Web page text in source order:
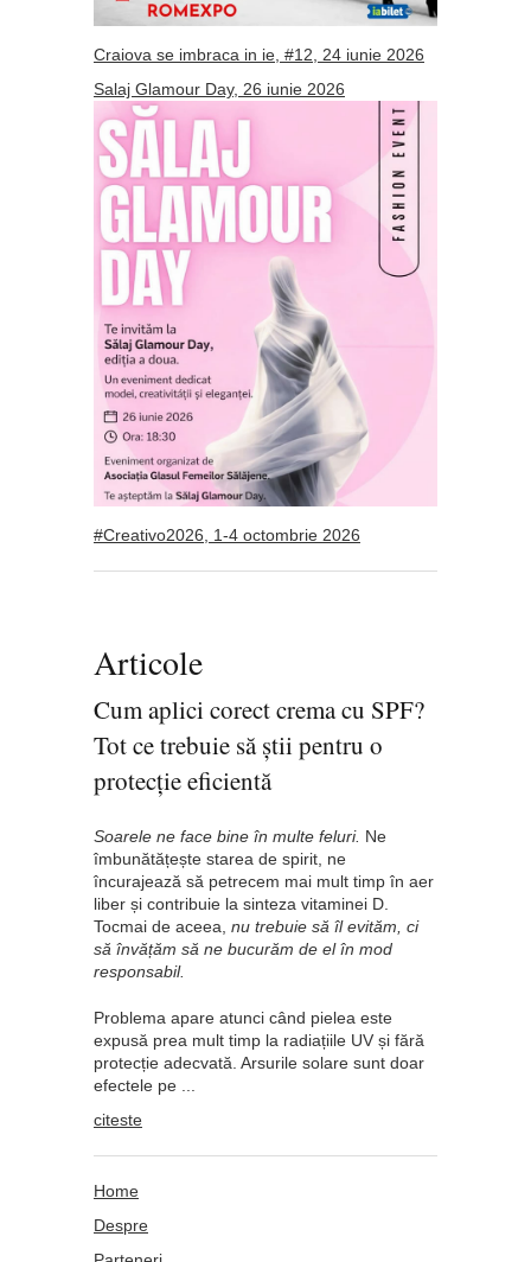
Craiova se imbraca in ie, #12, 24 iunie 2026
Salaj Glamour Day, 26 iunie 2026
#Creativo2026, 1-4 octombrie 2026
Articole
Cum aplici corect crema cu SPF?
Tot ce trebuie să știi pentru o
protecție eficientă
Soarele ne face bine în multe feluri. Ne
îmbunătățește starea de spirit, ne
încurajează să petrecem mai mult timp în aer
liber și contribuie la sinteza vitaminei D.
Tocmai de aceea, nu trebuie să îl evităm, ci
să învățăm să ne bucurăm de el în mod
responsabil.
Problema apare atunci când pielea este
expusă prea mult timp la radiațiile UV și fără
protecție adecvată. Arsurile solare sunt doar
efectele pe ...
citeste
Home
Despre